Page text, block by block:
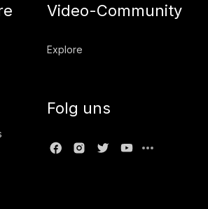
Video-Community
Explore
Folg uns